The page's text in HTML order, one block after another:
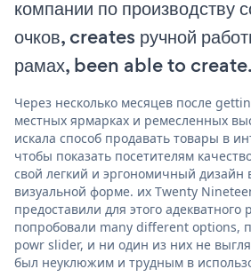
компании по производству
очков, creates ручной
рамах, been able to create.
Через несколько месяцев после
местных ярмарках и ремесленных
искала способ продавать товары в
чтобы показать посетителям
свой легкий и эргономичный дизайн
визуальной форме. их Twenty
предоставили для этого
попробовали many different options,
powr slider, и ни один из них не
был неуклюжим и трудным в